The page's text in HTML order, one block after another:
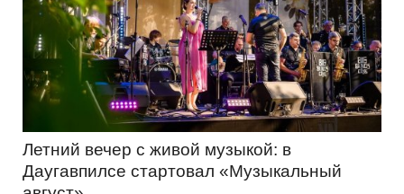
Летний вечер с живой музыкой: в
Даугавпилсе стартовал «Музыкальный